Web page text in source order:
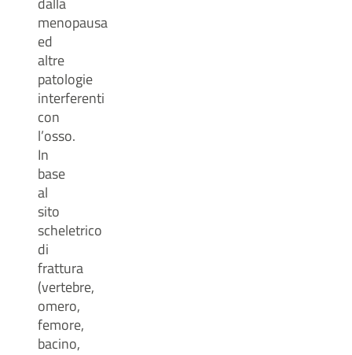
menopausa
ed
altre
patologie
interferenti
con
l’osso.
In
base
al
sito
scheletrico
di
frattura
(vertebre,
omero,
femore,
bacino,